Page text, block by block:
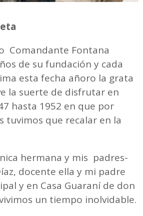
Comandante Fontana
de su fundación y cada
esta fecha añoro la grata
la suerte de disfrutar en
hasta 1952 en que por
tuvimos que recalar en la
hermana y mis padres-
docente ella y mi padre
y en Casa Guaraní de don
un tiempo inolvidable.